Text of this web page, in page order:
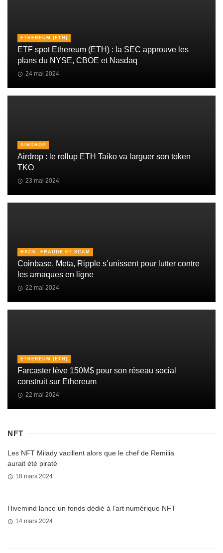
ETHEREUM (ETH)
ETF spot Ethereum (ETH) : la SEC approuve les
plans du NYSE, CBOE et Nasdaq
24 mai 2024
AIRDROP
Airdrop : le rollup ETH Taiko va larguer son token
TKO
23 mai 2024
HACK, FRAUDE ET SCAM
Coinbase, Meta, Ripple s’unissent pour lutter contre
les arnaques en ligne
22 mai 2024
ETHEREUM (ETH)
Farcaster lève 150M$ pour son réseau social
construit sur Ethereum
22 mai 2024
NFT
Les NFT Milady vacillent alors que le chef de Remilia
aurait été piraté
18 mars 2024
Hivemind lance un fonds dédié à l’art numérique NFT
14 mars 2024